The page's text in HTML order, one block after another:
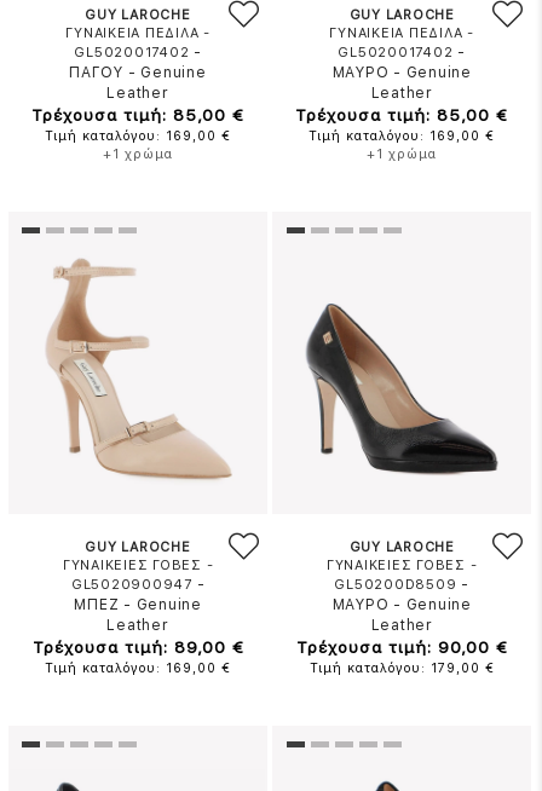
GUY LAROCHE
ΓΥΝΑΙΚΕΙΑ ΠΕΔΙΛΑ -
GL5020017402 -
ΠΑΓΟΥ - Genuine
Leather
Τρέχουσα τιμή: 85,00 €
Τιμή καταλόγου: 169,00 €
+1 χρώμα
GUY LAROCHE
ΓΥΝΑΙΚΕΙΑ ΠΕΔΙΛΑ -
GL5020017402 -
ΜΑΥΡΟ - Genuine
Leather
Τρέχουσα τιμή: 85,00 €
Τιμή καταλόγου: 169,00 €
+1 χρώμα
GUY LAROCHE
ΓΥΝΑΙΚΕΙΕΣ ΓΟΒΕΣ -
GL5020900947 -
ΜΠΕΖ - Genuine
Leather
Τρέχουσα τιμή: 89,00 €
Τιμή καταλόγου: 169,00 €
GUY LAROCHE
ΓΥΝΑΙΚΕΙΕΣ ΓΟΒΕΣ -
GL50200D8509 -
ΜΑΥΡΟ - Genuine
Leather
Τρέχουσα τιμή: 90,00 €
Τιμή καταλόγου: 179,00 €